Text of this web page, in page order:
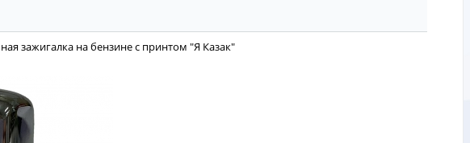
зажигалка на бензине с принтом "Я Казак"